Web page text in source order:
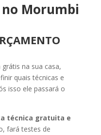
Morumbi
na sua casa,
quais técnicas e
isso ele passará o
técnica gratuita e
fará testes de